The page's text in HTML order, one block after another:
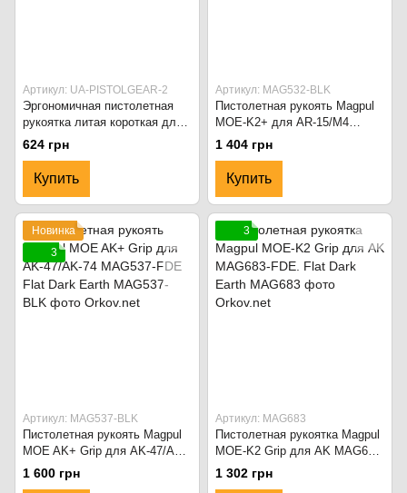
Артикул: UA-PISTOLGEAR-2
Эргономичная пистолетная
рукоятка литая короткая для
АК. Чёрный
624 грн
Купить
Артикул: MAG532-BLK
Пистолетная рукоять Magpul
MOE-K2+ для AR-15/M4
MAG532-FDE Flat Dark Earth
1 404 грн
Купить
Новинка
3
Артикул: MAG537-BLK
Пистолетная рукоять Magpul
MOE AK+ Grip для AK-47/AK-
74 MAG537-FDE Flat Dark
1 600 грн
3
Артикул: MAG683
Пистолетная рукоятка Magpul
MOE-K2 Grip для AK MAG683-
FDE. Flat Dark Earth
1 302 грн